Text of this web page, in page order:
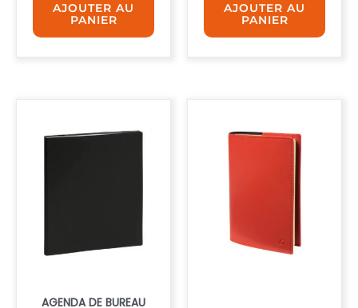
AJOUTER AU
PANIER
AJOUTER AU
PANIER
AGENDA DE BUREAU